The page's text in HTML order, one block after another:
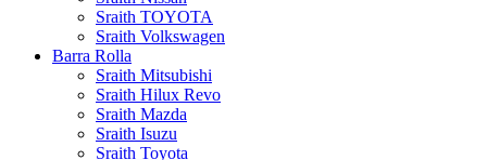
Sraith TOYOTA
Sraith Volkswagen
Barra Rolla
Sraith Mitsubishi
Sraith Hilux Revo
Sraith Mazda
Sraith Isuzu
Sraith Toyota